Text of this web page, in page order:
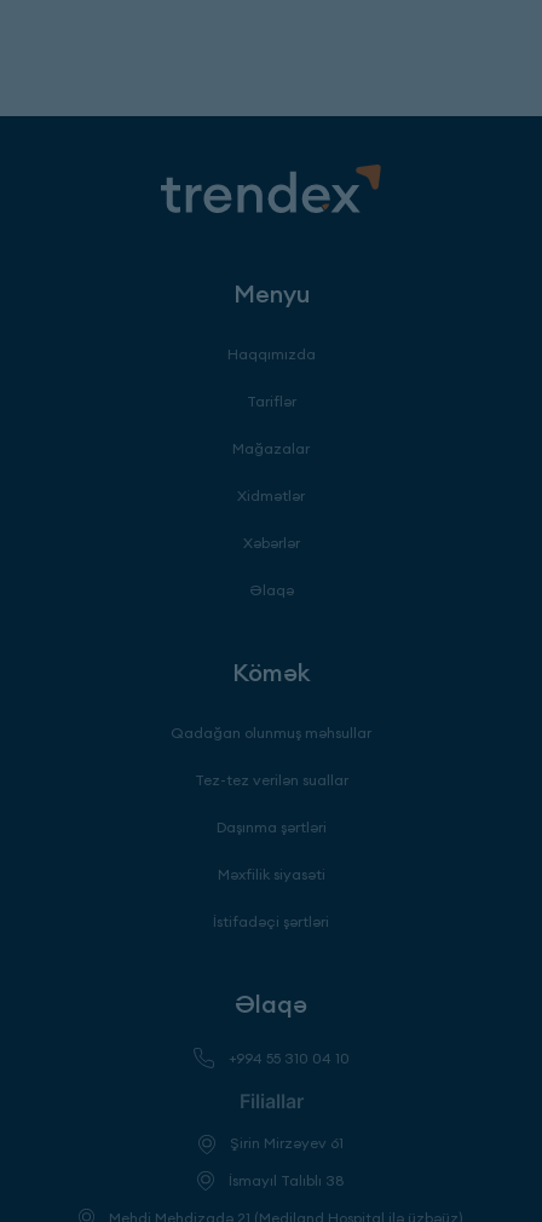
Menyu
Haqqımızda
Tariflər
Mağazalar
Xidmətlər
Xəbərlər
Əlaqə
Kömək
Qadağan olunmuş məhsullar
Tez-tez verilən suallar
Daşınma şərtləri
Məxfilik siyasəti
İstifadəçi şərtləri
Əlaqə
+994 55 310 04 10
Filiallar
Şirin Mirzəyev 61
İsmayıl Talıblı 38
Mehdi Mehdizadə 21 (Mediland Hospital ilə üzbəüz)